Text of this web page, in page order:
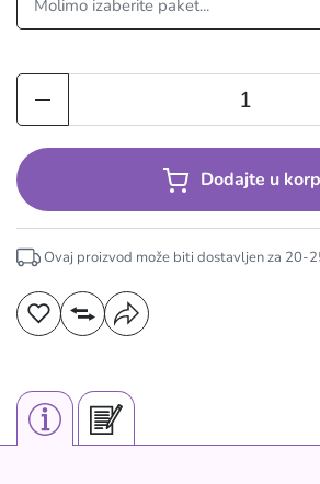
Dodajte u
Ovaj proizvod može biti dostavljen za 20-